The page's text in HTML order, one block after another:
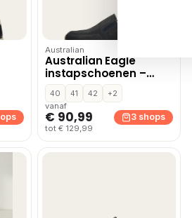
Australian
Australian Eagle
instapschoenen –
Blauw
40 41 42
+2
vanaf
€ 90,99
tot € 129,99
3 shops